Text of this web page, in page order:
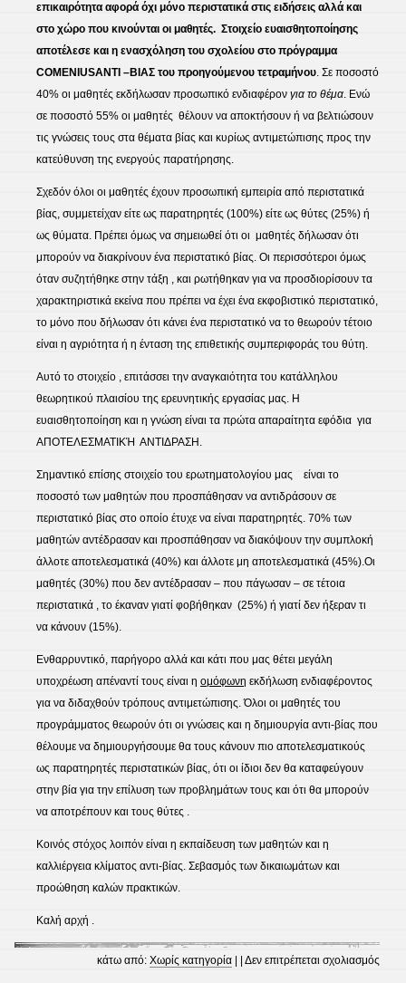
επικαιρότητα αφορά όχι μόνο περιστατικά στις ειδήσεις αλλά και
στο χώρο που κινούνται οι μαθητές. Στοιχείο ευαισθητοποίησης
αποτέλεσε και η ενασχόληση του σχολείου στο πρόγραμμα
COMENIUSΑΝΤΙ –ΒΙΑΣ του προηγούμενου τετραμήνου. Σε ποσοστό
40% οι μαθητές εκδήλωσαν προσωπικό ενδιαφέρον για το θέμα. Ενώ
σε ποσοστό 55% οι μαθητές θέλουν να αποκτήσουν ή να βελτιώσουν
τις γνώσεις τους στα θέματα βίας και κυρίως αντιμετώπισης προς την
κατεύθυνση της ενεργούς παρατήρησης.
Σχεδόν όλοι οι μαθητές έχουν προσωπική εμπειρία από περιστατικά
βίας, συμμετείχαν είτε ως παρατηρητές (100%) είτε ως θύτες (25%) ή
ως θύματα. Πρέπει όμως να σημειωθεί ότι οι μαθητές δήλωσαν ότι
μπορούν να διακρίνουν ένα περιστατικό βίας. Οι περισσότεροι όμως
όταν συζητήθηκε στην τάξη , και ρωτήθηκαν για να προσδιορίσουν τα
χαρακτηριστικά εκείνα που πρέπει να έχει ένα εκφοβιστικό περιστατικό,
το μόνο που δήλωσαν ότι κάνει ένα περιστατικό να το θεωρούν τέτοιο
είναι η αγριότητα ή η ένταση της επιθετικής συμπεριφοράς του θύτη.
Αυτό το στοιχείο , επιτάσσει την αναγκαιότητα του κατάλληλου
θεωρητικού πλαισίου της ερευνητικής εργασίας μας. Η
ευαισθητοποίηση και η γνώση είναι τα πρώτα απαραίτητα εφόδια για
ΑΠΟΤΕΛΕΣΜΑΤΙΚΉ ΑΝΤΙΔΡΑΣΗ.
Σημαντικό επίσης στοιχείο του ερωτηματολογίου μας
είναι το
ποσοστό των μαθητών που προσπάθησαν να αντιδράσουν σε
περιστατικό βίας στο οποίο έτυχε να είναι παρατηρητές. 70% των
μαθητών αντέδρασαν και προσπάθησαν να διακόψουν την συμπλοκή
άλλοτε αποτελεσματικά (40%) και άλλοτε μη αποτελεσματικά (45%).Οι
μαθητές (30%) που δεν αντέδρασαν – που πάγωσαν – σε τέτοια
περιστατικά , το έκαναν γιατί φοβήθηκαν (25%) ή γιατί δεν ήξεραν τι
να κάνουν (15%).
Ενθαρρυντικό, παρήγορο αλλά και κάτι που μας θέτει μεγάλη
υποχρέωση απέναντί τους είναι η ομόφωνη εκδήλωση ενδιαφέροντος
για να διδαχθούν τρόπους αντιμετώπισης. Όλοι οι μαθητές του
προγράμματος θεωρούν ότι οι γνώσεις και η δημιουργία αντι-βίας που
θέλουμε να δημιουργήσουμε θα τους κάνουν πιο αποτελεσματικούς
ως παρατηρητές περιστατικών βίας, ότι οι ίδιοι δεν θα καταφεύγουν
στην βία για την επίλυση των προβλημάτων τους και ότι θα μπορούν
να αποτρέπουν και τους θύτες .
Κοινός στόχος λοιπόν είναι η εκπαίδευση των μαθητών και η
καλλιέργεια κλίματος αντι-βίας. Σεβασμός των δικαιωμάτων και
προώθηση καλών πρακτικών.
Καλή αρχή .
κάτω από:Χωρίς κατηγορία | |Δεν επιτρέπεται σχολιασμός